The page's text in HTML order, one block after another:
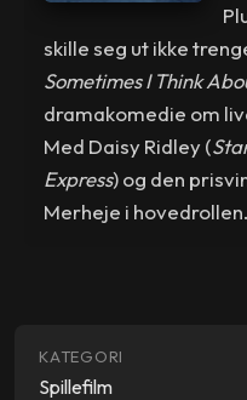
skille seg ut ikke
Sometimes I Think
dramakomedie om
Med Daisy Ridley (
Express) og den
Merheje i hovedrollen.
KATEGORI
Spillefilm